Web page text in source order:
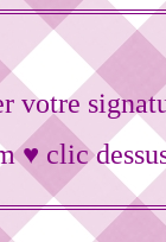
votre
♥ clic